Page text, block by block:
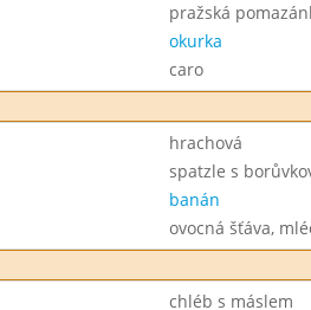
pražská
okurka
caro
hrachová
spatzle s
banán
ovocná šťáva,
chléb s máslem